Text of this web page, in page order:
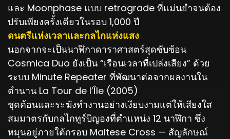
และ Moonphase แบบ retrograde ที่แม่นยำจนต้อง
ปรับเพียงครั้งเดียวในรอบ 1,000 ปี
ดนตรีแห่งเวลาและกลไกแห่งแสง
นอกจากจะเป็นนาฬิกาดาราศาสตร์สุดซับซ้อน
Cosmica Duo ยังเป็น “เรือนเวลาที่เปล่งเสียง” ด้วย
ระบบ Minute Repeater ที่พัฒนาต่อจากผลงานใน
ตำนาน La Tour de l’Île (2005)
ชุดค้อนและระฆังทำงานอย่างเงียบงามแต่ให้เสียงใส
สมมาตรกับกลไกทูร์บิญองที่ตำแหน่ง 12 นาฬิกา ซึ่ง
หมุนอยู่ภายใต้กรอบ Maltese Cross — สัญลักษณ์